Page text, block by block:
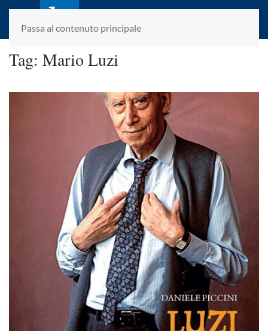
Passa al contenuto principale
laletteraturaenoi.it
fondato da Romano Luperini
Tag: Mario Luzi